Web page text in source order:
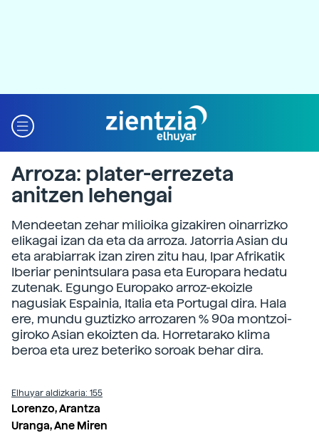
Arroza: plater-errezeta
anitzen lehengai
Mendeetan zehar milioika gizakiren oinarrizko
elikagai izan da eta da arroza. Jatorria Asian du
eta arabiarrak izan ziren zitu hau, Ipar Afrikatik
Iberiar penintsulara pasa eta Europara hedatu
zutenak. Egungo Europako arroz-ekoizle
nagusiak Espainia, Italia eta Portugal dira. Hala
ere, mundu guztizko arrozaren % 90a montzoi-
giroko Asian ekoizten da. Horretarako klima
beroa eta urez beteriko soroak behar dira.
Elhuyar aldizkaria: 155
Lorenzo, Arantza
Uranga, Ane Miren